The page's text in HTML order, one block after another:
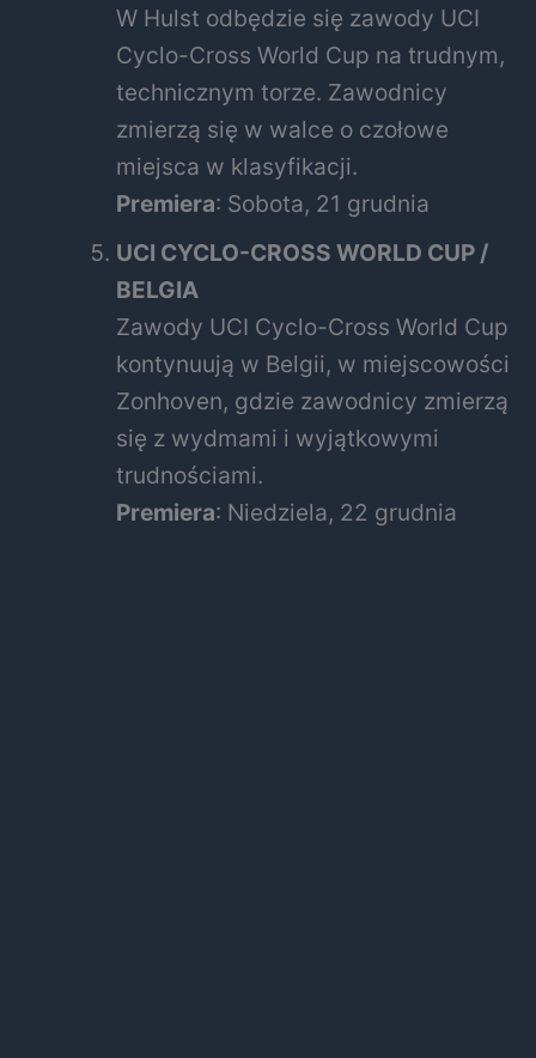
W Hulst odbędzie się zawody UCI
Cyclo-Cross World Cup na trudnym,
technicznym torze. Zawodnicy
zmierzą się w walce o czołowe
miejsca w klasyfikacji.
Premiera: Sobota, 21 grudnia
UCI CYCLO-CROSS WORLD CUP /
BELGIA
Zawody UCI Cyclo-Cross World Cup
kontynuują w Belgii, w miejscowości
Zonhoven, gdzie zawodnicy zmierzą
się z wydmami i wyjątkowymi
trudnościami.
Premiera: Niedziela, 22 grudnia